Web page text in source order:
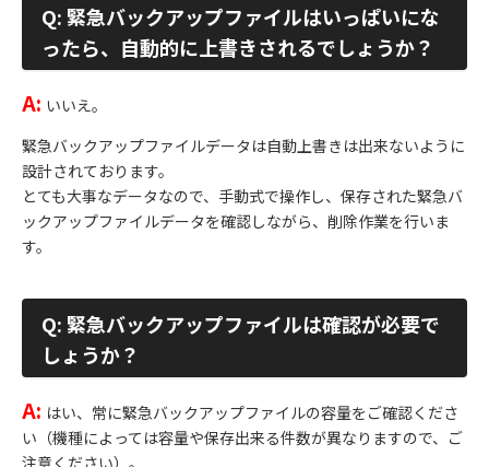
Q: 緊急バックアップファイルはいっぱいにな
ったら、自動的に上書きされるでしょうか？
A: いいえ。
緊急バックアップファイルデータは自動上書きは出来ないように
設計されております。
とても大事なデータなので、手動式で操作し、保存された緊急バ
ックアップファイルデータを確認しながら、削除作業を行いま
す。
Q: 緊急バックアップファイルは確認が必要で
しょうか？
A: はい、常に緊急バックアップファイルの容量をご確認くださ
い（機種によっては容量や保存出来る件数が異なりますので、ご
注意ください）。